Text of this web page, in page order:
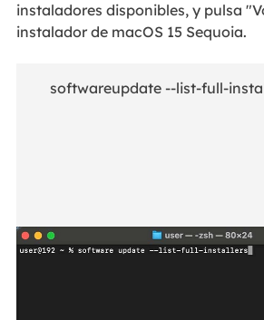
instaladores disponibles, y pulsa
instalador de macOS 15 Sequoia.
softwareupdate --list-full-